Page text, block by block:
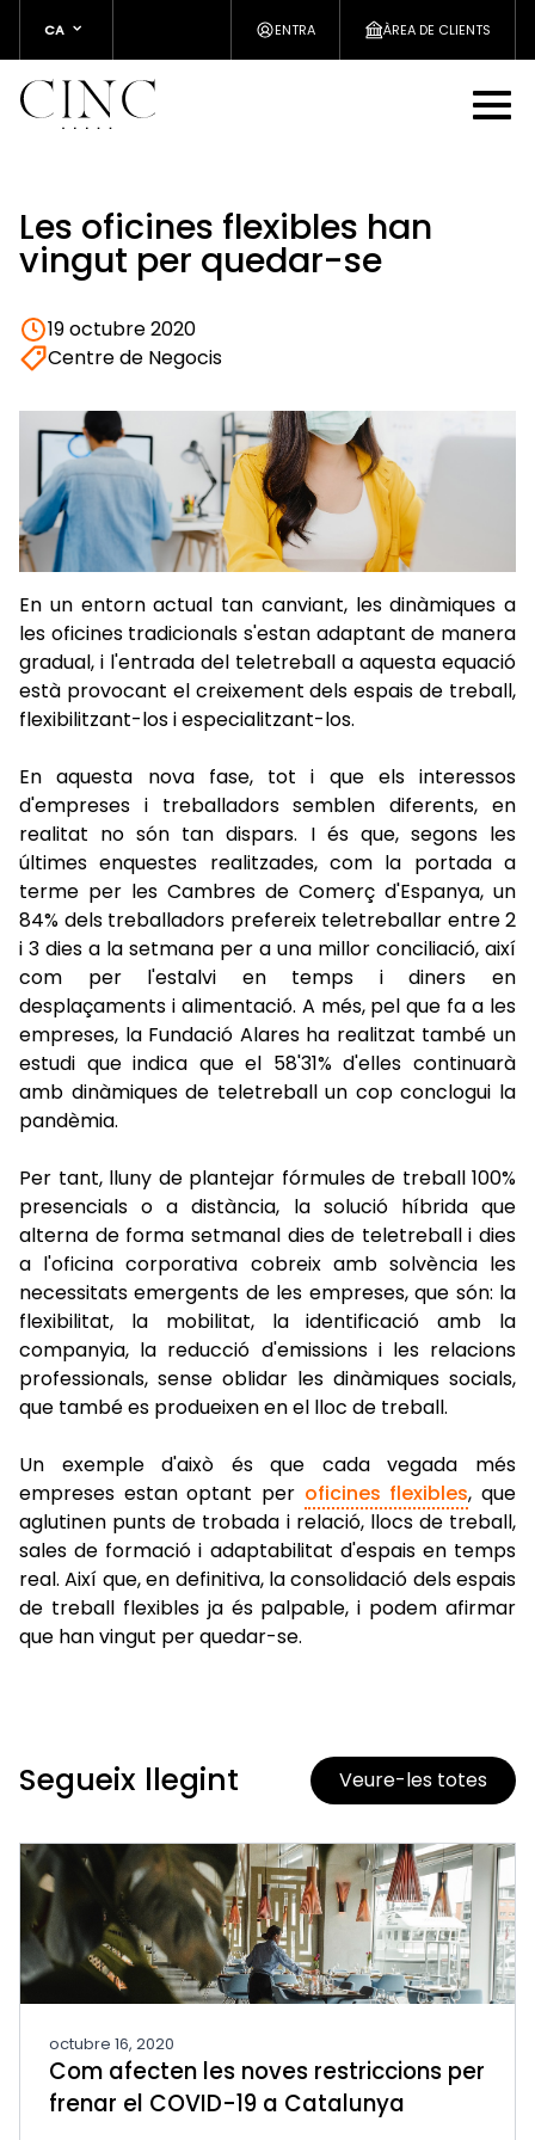
CA ENTRA ÀREA DE CLIENTS
Les oficines flexibles han
vingut per quedar-se
19 octubre 2020
Centre de Negocis
En un entorn actual tan canviant, les dinàmiques a
les oficines tradicionals s'estan adaptant de manera
gradual, i l'entrada del teletreball a aquesta equació
està provocant el creixement dels espais de treball,
flexibilitzant-los i especialitzant-los.
En aquesta nova fase, tot i que els interessos
d'empreses i treballadors semblen diferents, en
realitat no són tan dispars. I és que, segons les
últimes enquestes realitzades, com la portada a
terme per les Cambres de Comerç d'Espanya, un
84% dels treballadors prefereix teletreballar entre 2
i 3 dies a la setmana per a una millor conciliació, així
com per l'estalvi en temps i diners en
desplaçaments i alimentació. A més, pel que fa a les
empreses, la Fundació Alares ha realitzat també un
estudi que indica que el 58'31% d'elles continuarà
amb dinàmiques de teletreball un cop conclogui la
pandèmia.
Per tant, lluny de plantejar fórmules de treball 100%
presencials o a distància, la solució híbrida que
alterna de forma setmanal dies de teletreball i dies
a l'oficina corporativa cobreix amb solvència les
necessitats emergents de les empreses, que són: la
flexibilitat, la mobilitat, la identificació amb la
companyia, la reducció d'emissions i les relacions
professionals, sense oblidar les dinàmiques socials,
que també es produeixen en el lloc de treball.
Un exemple d'això és que cada vegada més
empreses estan optant per oficines flexibles, que
aglutinen punts de trobada i relació, llocs de treball,
sales de formació i adaptabilitat d'espais en temps
real. Així que, en definitiva, la consolidació dels espais
de treball flexibles ja és palpable, i podem afirmar
que han vingut per quedar-se.
Segueix llegint Veure-les totes
octubre 16, 2020
Com afecten les noves restriccions per
frenar el COVID-19 a Catalunya